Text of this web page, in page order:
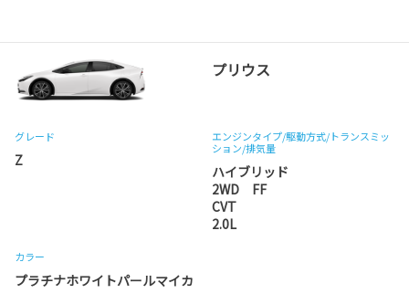
プリウス
グレード
Z
エンジンタイプ/駆動方式/トランスミッ
ション/排気量
ハイブリッド
2WD FF
CVT
2.0L
カラー
プラチナホワイトパールマイカ